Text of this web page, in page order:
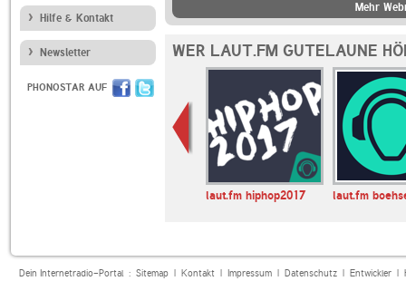
Hilfe & Kontakt
Newsletter
PHONOSTAR AUF
Mehr
WER LAUT.FM GUTELAUNE
laut.fm hiphop2017 laut.fm
Dein Internetradio-Portal : Sitemap| Kontakt| Impressum| Datenschutz| Entwickler|